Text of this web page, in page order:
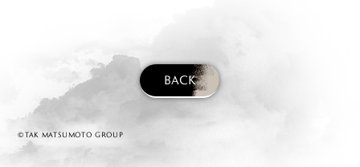
BACK
©TAK MATSUMOTO GROUP